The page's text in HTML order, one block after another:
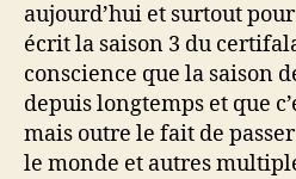
aujourd’hui et surtout
écrit la saison 3 du
conscience que la saison
depuis longtemps et que
mais outre le fait de
le monde et autres